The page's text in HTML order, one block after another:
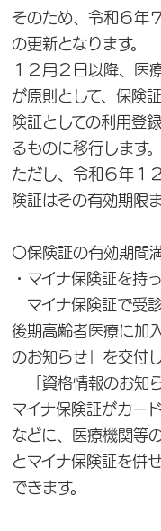
そのため、令和６年
の更新となります。
１２月２日以降、医
が原則として、保険
険証としての利用登
るものに移行します。
ただし、令和６年１
険証はその有効期限
〇保険証の有効期間
・マイナ保険証を持
マイナ保険証で受
後期高齢者医療に加
のお知らせ」を交付し
「資格情報のお知
マイナ保険証がカー
などに、医療機関等
とマイナ保険証を併
できます。